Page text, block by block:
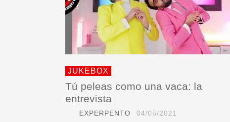
JUKEBOX
Tú peleas como una vaca: la
entrevista
EXPERPENTO 04/05/2021